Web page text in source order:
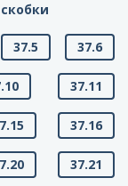
37.5 37.6
37.11
37.16
37.21